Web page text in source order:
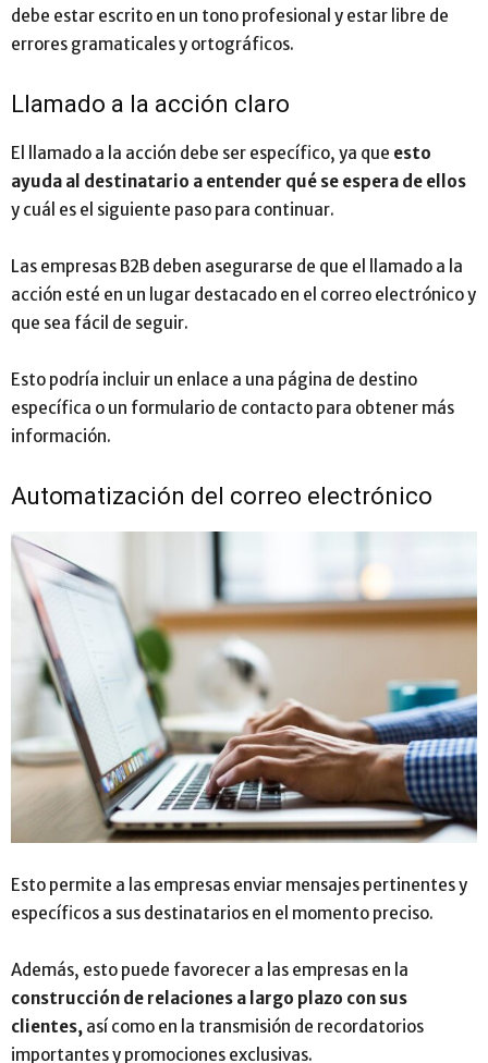
debe estar escrito en un tono profesional y estar libre de
errores gramaticales y ortográficos.
Llamado a la acción claro
El llamado a la acción debe ser específico, ya que esto
ayuda al destinatario a entender qué se espera de ellos
y cuál es el siguiente paso para continuar.
Las empresas B2B deben asegurarse de que el llamado a la
acción esté en un lugar destacado en el correo electrónico y
que sea fácil de seguir.
Esto podría incluir un enlace a una página de destino
específica o un formulario de contacto para obtener más
información.
Automatización del correo electrónico
Esto permite a las empresas enviar mensajes pertinentes y
específicos a sus destinatarios en el momento preciso.
Además, esto puede favorecer a las empresas en la
construcción de relaciones a largo plazo con sus
clientes, así como en la transmisión de recordatorios
importantes y promociones exclusivas.